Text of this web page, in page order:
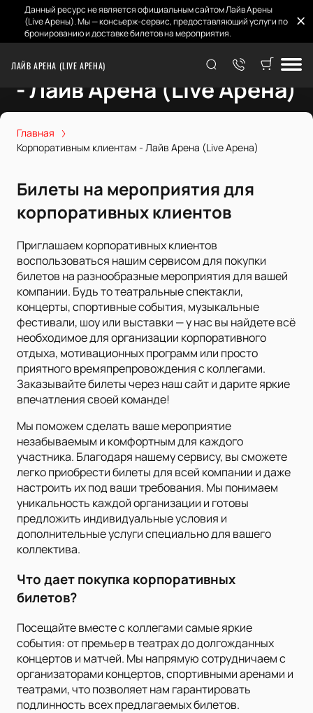
Данный ресурс не является официальным сайтом Лайв Арены
(Live Арены). Мы — консьерж-сервис, предоставляющий услуги по
бронированию и доставке билетов на мероприятия.
ЛАЙВ АРЕНА (LIVE АРЕНА)
Корпоративным клиентам
- Лайв Арена (Live Арена)
Главная
Корпоративным клиентам - Лайв Арена (Live Арена)
Билеты на мероприятия для
корпоративных клиентов
Приглашаем корпоративных клиентов
воспользоваться нашим сервисом для покупки
билетов на разнообразные мероприятия для вашей
компании. Будь то театральные спектакли,
концерты, спортивные события, музыкальные
фестивали, шоу или выставки — у нас вы найдете всё
необходимое для организации корпоративного
отдыха, мотивационных программ или просто
приятного времяпрепровождения с коллегами.
Заказывайте билеты через наш сайт и дарите яркие
впечатления своей команде!
Мы поможем сделать ваше мероприятие
незабываемым и комфортным для каждого
участника. Благодаря нашему сервису, вы сможете
легко приобрести билеты для всей компании и даже
настроить их под ваши требования. Мы понимаем
уникальность каждой организации и готовы
предложить индивидуальные условия и
дополнительные услуги специально для вашего
коллектива.
Что дает покупка корпоративных
билетов?
Посещайте вместе с коллегами самые яркие
события: от премьер в театрах до долгожданных
концертов и матчей. Мы напрямую сотрудничаем с
организаторами концертов, спортивными аренами и
театрами, что позволяет нам гарантировать
подлинность всех предлагаемых билетов.